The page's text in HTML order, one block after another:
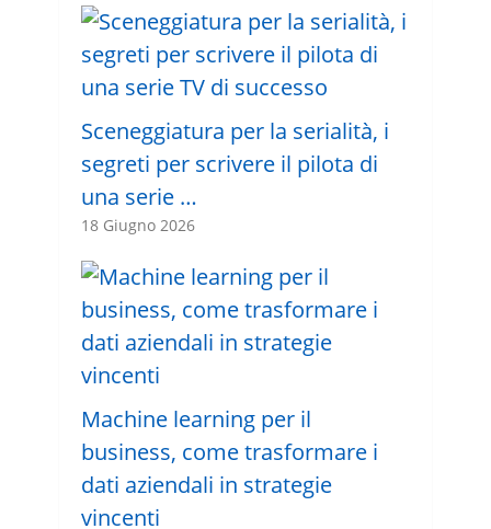
Sceneggiatura per la serialità, i
segreti per scrivere il pilota di
una serie …
18 Giugno 2026
Machine learning per il
business, come trasformare i
dati aziendali in strategie
vincenti